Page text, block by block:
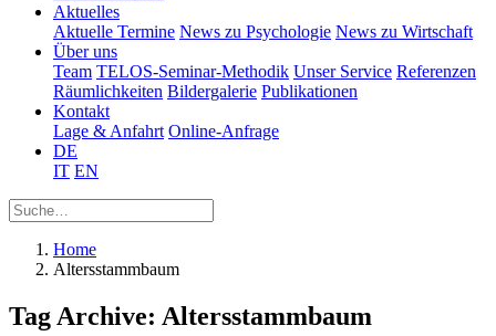
Aktuelles
Aktuelle Termine News zu Psychologie News zu Wirtschaft
Über uns
Team TELOS-Seminar-Methodik Unser Service Referenzen
Räumlichkeiten Bildergalerie Publikationen
Kontakt
Lage & Anfahrt Online-Anfrage
DE
IT EN
Home
Altersstammbaum
Tag Archive: Altersstammbaum